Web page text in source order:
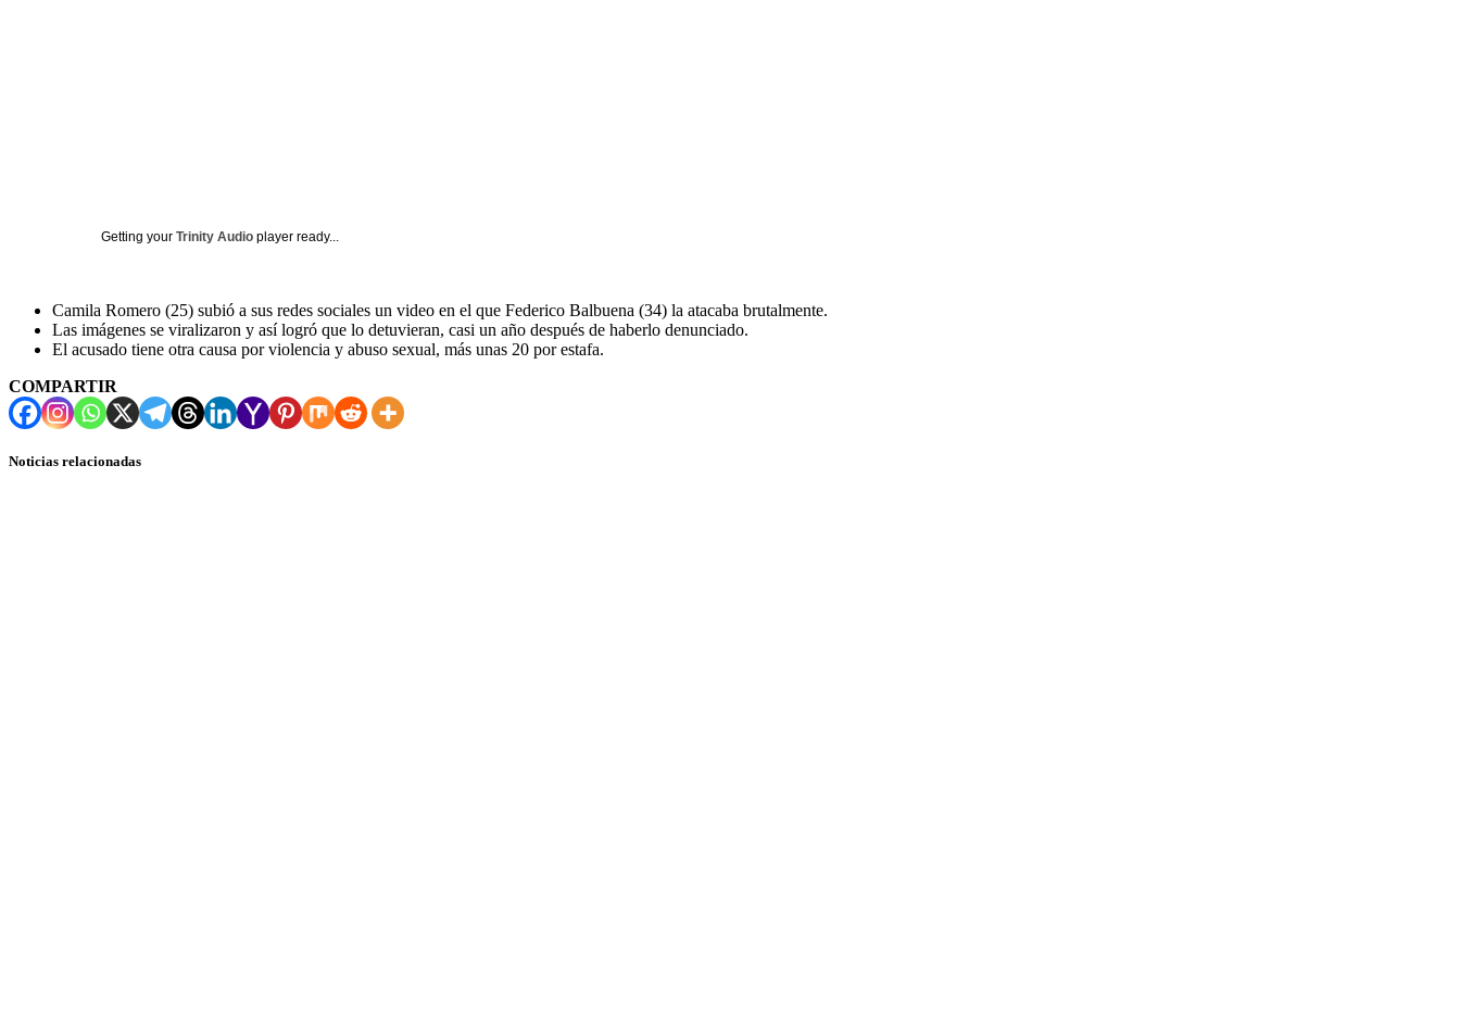
Getting your Trinity Audio player ready...
Camila Romero (25) subió a sus redes sociales un video en el que Federico Balbuena (34) la atacaba brutalmente.
Las imágenes se viralizaron y así logró que lo detuvieran, casi un año después de haberlo denunciado.
El acusado tiene otra causa por violencia y abuso sexual, más unas 20 por estafa.
COMPARTIR
Noticias relacionadas